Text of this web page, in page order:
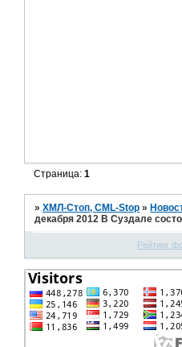
Страница:1
»ХМЛ-Стоп, CML-Stop »
декабря 2012 В Суздале
Рейтинг